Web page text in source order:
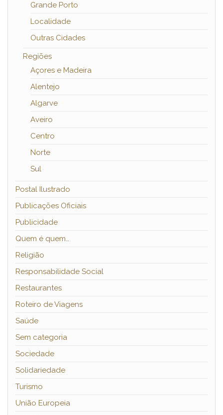
Grande Porto
Localidade
Outras Cidades
Regiões
Açores e Madeira
Alentejo
Algarve
Aveiro
Centro
Norte
Sul
Postal Ilustrado
Publicações Oficiais
Publicidade
Quem é quem…
Religião
Responsabilidade Social
Restaurantes
Roteiro de Viagens
Saúde
Sem categoria
Sociedade
Solidariedade
Turismo
União Europeia